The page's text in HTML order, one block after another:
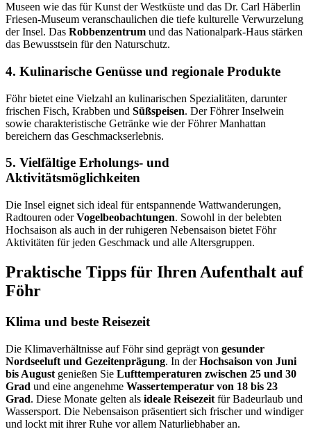
Museen wie das für Kunst der Westküste und das Dr. Carl Häberlin
Friesen-Museum veranschaulichen die tiefe kulturelle Verwurzelung
der Insel. Das Robbenzentrum und das Nationalpark-Haus stärken
das Bewusstsein für den Naturschutz.
4. Kulinarische Genüsse und regionale Produkte
Föhr bietet eine Vielzahl an kulinarischen Spezialitäten, darunter
frischen Fisch, Krabben und Süßspeisen. Der Föhrer Inselwein
sowie charakteristische Getränke wie der Föhrer Manhattan
bereichern das Geschmackserlebnis.
5. Vielfältige Erholungs- und
Aktivitätsmöglichkeiten
Die Insel eignet sich ideal für entspannende Wattwanderungen,
Radtouren oderVogelbeobachtungen. Sowohl in der belebten
Hochsaison als auch in der ruhigeren Nebensaison bietet Föhr
Aktivitäten für jeden Geschmack und alle Altersgruppen.
Praktische Tipps für Ihren Aufenthalt auf
Föhr
Klima und beste Reisezeit
Die Klimaverhältnisse auf Föhr sind geprägt von gesunder
Nordseeluft und Gezeitenprägung. In derHochsaison von Juni
bis August genießen Sie Lufttemperaturen zwischen 25 und 30
Grad und eine angenehme Wassertemperatur von 18 bis 23
Grad. Diese Monate gelten als ideale Reisezeit für Badeurlaub und
Wassersport. Die Nebensaison präsentiert sich frischer und windiger
und lockt mit ihrer Ruhe vor allem Naturliebhaber an.